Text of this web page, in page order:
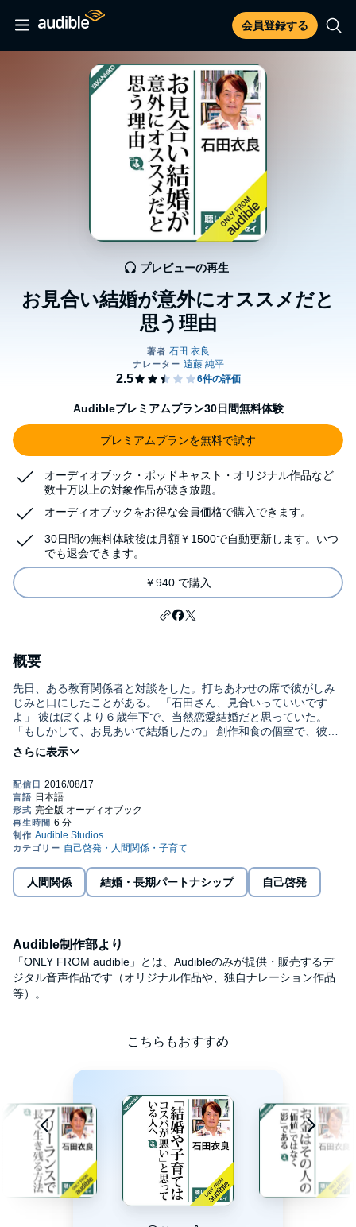
会員登録する
お見合い結婚が意外にオススメだと
思う理由
プレビューの再生
Audibleプレミアムプラン30日間無料体験
プレミアムプランを無料で試す
オーディオブック・ポッドキャスト・オリジナル作品など
数十万以上の対象作品が聴き放題。
オーディオブックをお得な会員価格で購入できます。
30日間の無料体験後は月額￥1500で自動更新します。いつ
でも退会できます。
￥940 で購入
概要
先日、ある教育関係者と対談をした。打ちあわせの席で彼がしみ
じみと口にしたことがある。 「石田さん、見合いっていいです
よ」 彼はぼくより６歳年下で、当然恋愛結婚だと思っていた。
「もしかして、お見あいで結婚したの」 創作和食の個室で、彼は
お造りをつまみながらいう。 「そうなんです。最初にうちの奥さ
んと会ったときは、ぼくが18歳で彼女が16歳でした」 驚いた。ふ
らこの人と結婚するとわかっている相手と初めて会うというの
は、なんだか不思議な感じで、なかなかいいものです」 （本文よ
り） 石田衣良ブック
トーク『小説家と過ごす日曜日』はこちらから→http://yakan-
hiko.com/ishidaira.html©Ira Ishida, (P) 2016 Audible, Inc.
人間関係 結婚・長期パートナシップ 自己啓発
Audible制作部より
「ONLY FROM audible」とは、Audibleのみが提供・販売するデ
ジタル音声作品です（オリジナル作品や、独自ナレーション作品
等）。
こちらもおすすめ